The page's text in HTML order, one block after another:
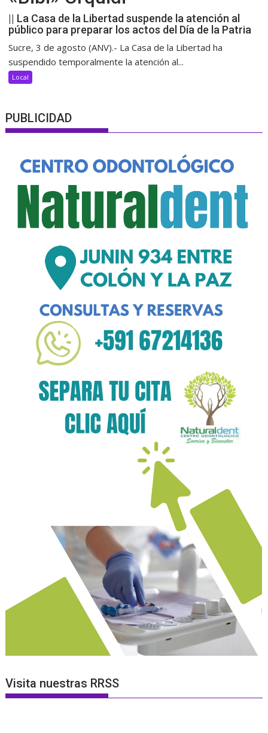
|| La Casa de la Libertad suspende la atención al
público para preparar los actos del Día de la Patria
Sucre, 3 de agosto (ANV).- La Casa de la Libertad ha
suspendido temporalmente la atención al...
Local
PUBLICIDAD
Visita nuestras RRSS